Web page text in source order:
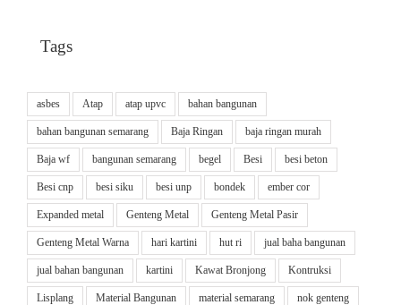
Tags
asbes Atap atap upvc bahan bangunan
bahan bangunan semarang Baja Ringan baja ringan murah
Baja wf bangunan semarang begel Besi besi beton
Besi cnp besi siku besi unp bondek ember cor
Expanded metal Genteng Metal Genteng Metal Pasir
Genteng Metal Warna hari kartini hut ri jual baha bangunan
jual bahan bangunan kartini Kawat Bronjong Kontruksi
Lisplang Material Bangunan material semarang nok genteng